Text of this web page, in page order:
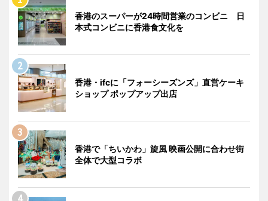
香港のスーパーが24時間営業のコンビニ 日
本式コンビニに香港食文化を
香港・ifcに「フォーシーズンズ」直営ケーキ
ショップ ポップアップ出店
香港で「ちいかわ」旋風 映画公開に合わせ街
全体で大型コラボ